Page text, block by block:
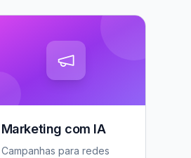
Marketing com IA
Campanhas para redes